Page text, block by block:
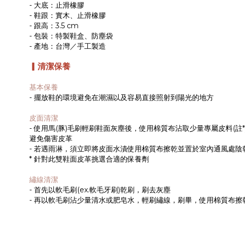
- 大底：止滑橡膠
- 鞋跟：實木、止滑橡膠
- 跟高：3.5 cm
- 包裝：特製鞋盒、防塵袋
- 產地：台灣／手工製造
▎清潔保養
基本保養
- 擺放鞋的環境避免在潮濕以及容易直接照射到陽光的地方
皮面清潔
- 使用馬(豚)毛刷輕刷鞋面灰塵後，使用棉質布沾取少量專屬皮料(
避免傷害皮革
- 若遇雨淋，須立即將皮面水漬使用棉質布擦乾並置於室內通風處
* 針對此雙鞋面皮革挑選合適的保養劑
繡線清潔
- 首先以軟毛刷(ex.軟毛牙刷)乾刷，刷去灰塵
- 再以軟毛刷沾少量清水或肥皂水，輕刷繡線，刷畢，使用棉質布擦